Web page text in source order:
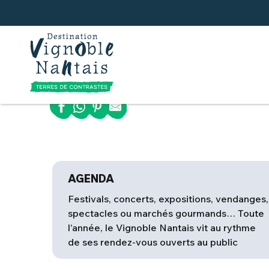
principal
Offres
AGENDA
Festivals, concerts, expositions, vendanges,
spectacles ou marchés gourmands… Toute
l’année, le Vignoble Nantais vit au rythme
de ses rendez-vous ouverts au public